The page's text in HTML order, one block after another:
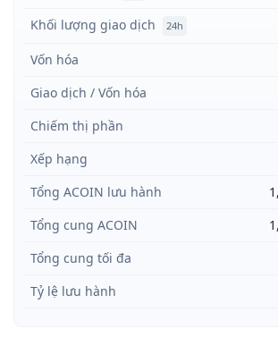
Khối lượng giao dịch
24h
Vốn hóa
Giao dịch / Vốn hóa
Chiếm thị phần
Xếp hạng
Tổng ACOIN lưu hành
Tổng cung ACOIN
Tổng cung tối đa
Tỷ lệ lưu hành